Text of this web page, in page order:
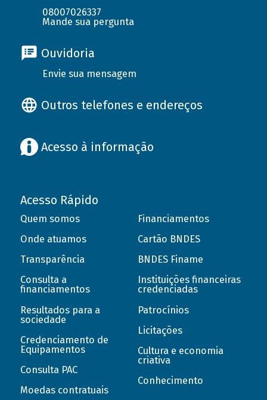
08007026337
Mande sua pergunta
Ouvidoria
Envie sua mensagem
Outros telefones e endereços
Acesso à informação
Acesso Rápido
Quem somos
Onde atuamos
Transparência
Consulta a
financiamentos
Resultados para a
sociedade
Credenciamento de
Equipamentos
Consulta PAC
Moedas contratuais
Financiamentos
Cartão BNDES
BNDES Finame
Instituições financeiras
credenciadas
Patrocínios
Licitações
Cultura e economia
criativa
Conhecimento